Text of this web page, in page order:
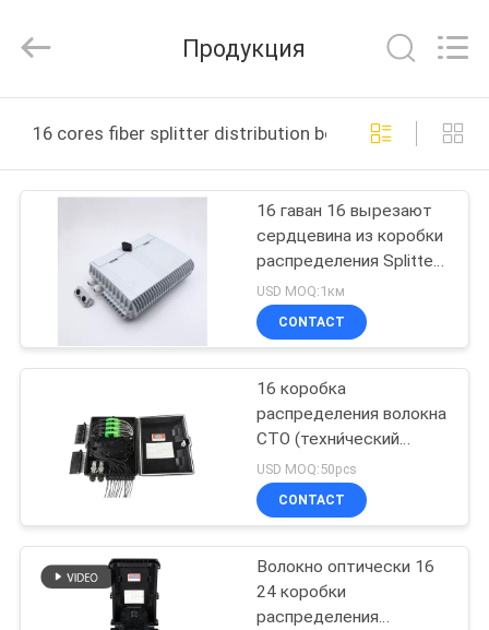
ПРОДУКТЫ
ПУТЕШЕСТВИЕ
ПРОВЕРКА
КАЧЕСТВА
СВЯЖИТЕСЬ
Communication
Tech.
Rights
Продукция
16 cores fiber splitter distribution box онлайн
16 гаван 16 вырезают
сердцевина из коробки
распределения Splitter
волокна FTTH
USD MOQ:1км
CONTACT
16 коробка
распределения волокна
CTO (техни́ческий
дире́оркт)
терминальной коробки
16F Caixa ядра FTTH
USD MOQ:50pcs
CONTACT
Волокно оптически 16
24 коробки
распределения